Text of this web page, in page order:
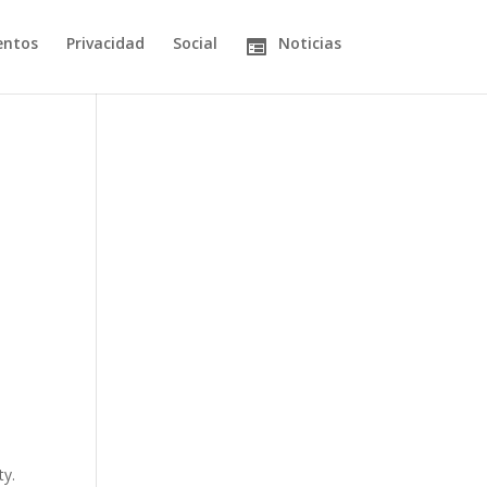
Privacidad Social Noticias